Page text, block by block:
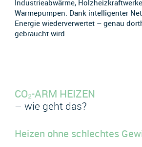
Industrieabwärme,
Wärmepumpen. Dank intelligenter
Energie wiederverwertet – genau
gebraucht wird.
CO₂-ARM HEIZEN
– wie geht das?
Heizen ohne schlechtes